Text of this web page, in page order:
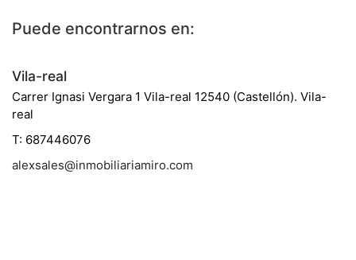
Puede encontrarnos en:
Vila-real
Carrer Ignasi Vergara 1 Vila-real 12540 (Castellón). Vila-
real
T: 687446076
alexsales@inmobiliariamiro.com